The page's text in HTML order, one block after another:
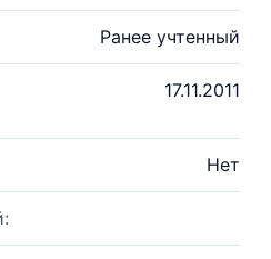
Ранее учтенный
17.11.2011
Нет